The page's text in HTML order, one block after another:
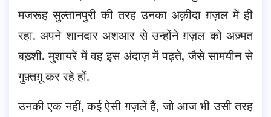
मजरूह सुल्तानपुरी की तरह उनका अक़ीदा ग़ज़ल में ही
रहा. अपने शानदार अशआर से उन्होंने ग़ज़ल को अज़्मत
बख़्शी. मुशायरें में वह इस अंदाज़ में पढ़ते, जैसे सामयीन से
गुफ़्तग़ू कर रहे हों.
उनकी एक नहीं, कई ऐसी ग़ज़लें हैं, जो आज भी उसी तरह